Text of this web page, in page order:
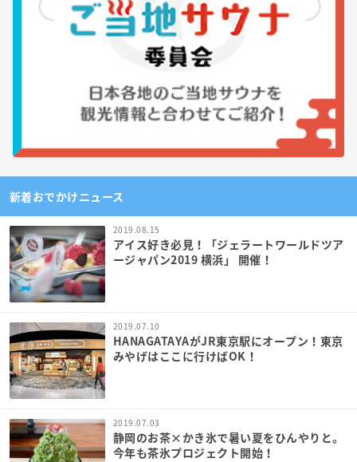
新着おでかけニュース
2019.08.15
アイス好き必見！「ジェラートワールドツア
ージャパン2019 横浜」 開催！
2019.07.10
HANAGATAYAがJR東京駅にオープン！東京
みやげはここに行けばOK！
2019.07.03
静岡のお茶×かき氷で暑い夏をひんやりと。
今年も茶氷プロジェクト開始！